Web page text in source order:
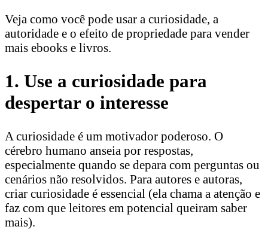
Veja como você pode usar a curiosidade, a
autoridade e o efeito de propriedade para vender
mais ebooks e livros.
1. Use a curiosidade para
despertar o interesse
A curiosidade é um motivador poderoso. O
cérebro humano anseia por respostas,
especialmente quando se depara com perguntas ou
cenários não resolvidos. Para autores e autoras,
criar curiosidade é essencial (ela chama a atenção e
faz com que leitores em potencial queiram saber
mais).